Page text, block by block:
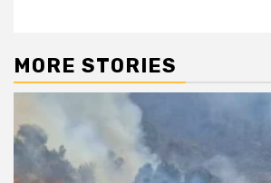
MORE STORIES